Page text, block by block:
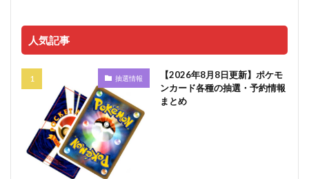
人気記事
抽選情報
【2026年8月8日更新】ポケモ
ンカード各種の抽選・予約情報
まとめ